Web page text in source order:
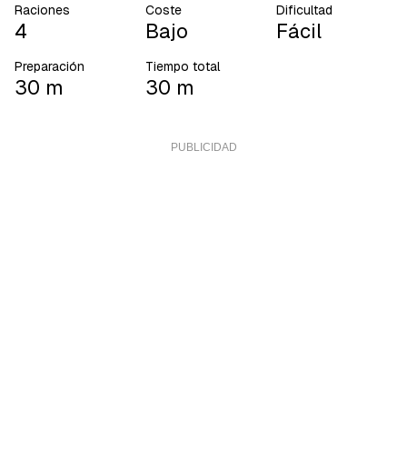
Raciones
4
Coste
Bajo
Dificultad
Fácil
Preparación
30 m
Tiempo total
30 m